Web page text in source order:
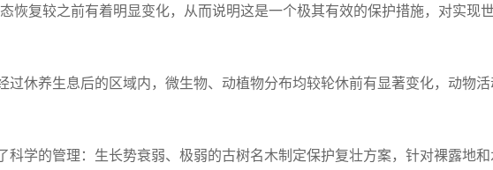
复较之前有着明显变化，从而说明这是一个极其有效的保护措施，对实现
休养生息后的区域内，微生物、动植物分布均较轮休前有显著变化，动物活
的管理：生长势衰弱、极弱的古树名木制定保护复壮方案，针对裸露地和